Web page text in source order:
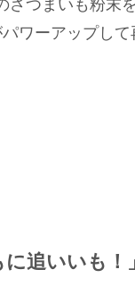
つまいも粉末
ワーアップして
追いいも！